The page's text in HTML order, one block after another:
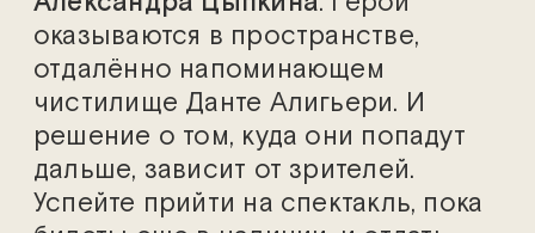
оказываются в пространстве,
отдалённо напоминающем
чистилище Данте Алигьери. И
решение о том, куда они попадут
дальше, зависит от зрителей.
Успейте прийти на спектакль, пока